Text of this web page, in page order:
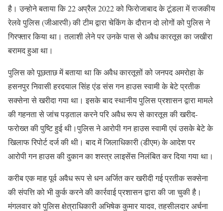
है। उन्होने बताया कि 22 अप्रैल 2022 को फिरोजाबाद के टूंडला में राजकीय
रेलवे पुलिस (जीआरपी) की टीम द्वारा चेकिंग के दौरान दो लोगों को पुलिस ने
गिरफ्तार किया था। तलाशी लेने पर उनके पास से अवैध कारतूस का जखीरा
बरामद हुआ था।
पुलिस को पूछताछ में बताया था कि अवैध कारतूसों को जनपद अमरोहा के
हसनपुर निवासी हरदयाल सिंह एंड संस गन हाउस स्वामी के बेटे प्रतीक
सक्सेना से खरीदा गया था। इसके बाद स्थानीय पुलिस प्रशासन द्वारा मामले
की गहनता से जांच पड़ताल करने परि अवैध रूप से कारतूस की खरीद-
फरोख्त की पुष्टि हुई थी।पुलिस ने आरोपी गन हाउस स्वामी एवं उसके बेटे के
खिलाफ रिपोर्ट दर्ज की थी। बाद में जिलाधिकारी (डीएम) के आदेश पर
आरोपी गन हाउस की दुकान का शस्त्र लाइसेंस निलंबित कर दिया गया था।
करीब एक माह पूर्व अवैध रूप से धन अर्जित कर खरीदी गई प्रतीक सक्सेना
की संपत्ति को भी कुर्क करने की कार्रवाई प्रशासन द्वारा की जा चुकी है।
मंगलवार को पुलिस क्षेत्राधिकारी अभिषेक कुमार यादव, तहसीलदार अर्चना